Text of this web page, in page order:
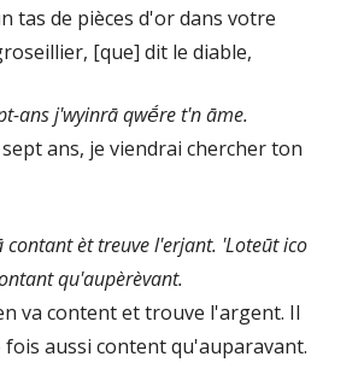
tas de pièces d'or dans votre
[que] dit le diable,
ans j'wyinrā qwḗre t'n āme.
ans, je viendrai chercher ton
contant èt treuve l'erjant. 'Loteūt ico
qu'aupèrèvant.
va content et trouve l'argent. Il
aussi content qu'auparavant.